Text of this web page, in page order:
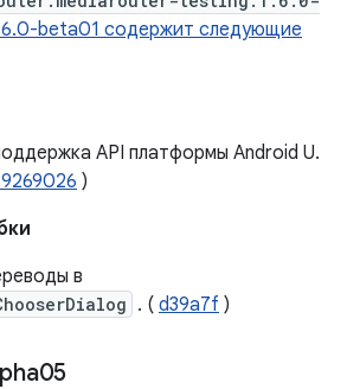
beta01 содержит следующие
API платформы Android U.
)
в
. ( d39a7f )